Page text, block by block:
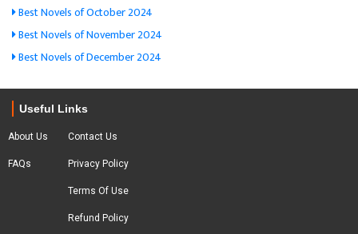
Best Novels of October 2024
Best Novels of November 2024
Best Novels of December 2024
Useful Links
About Us
FAQs
Contact Us
Privacy Policy
Terms Of Use
Refund Policy